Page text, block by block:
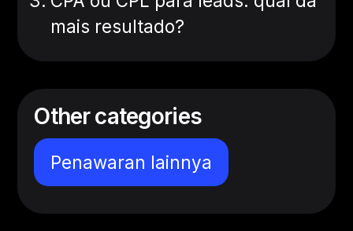
mais resultado?
Other categories
Penawaran lainnya